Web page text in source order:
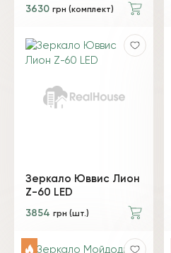
3630 грн (комплект)
Зеркало Юввис Лион
Z-60 LED
3854 грн (шт.)